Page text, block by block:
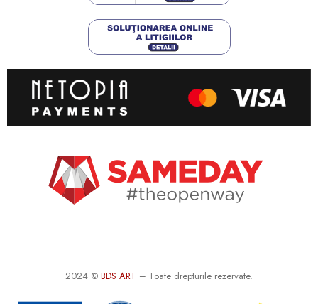
2024 © BDS ART – Toate drepturile rezervate.